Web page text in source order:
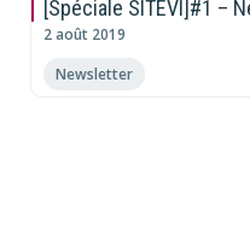
[Spéciale SITEVI]#1 –
2 août 2019
Newsletter